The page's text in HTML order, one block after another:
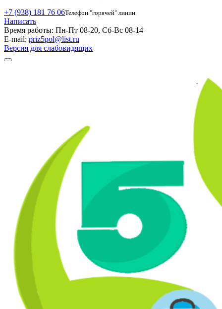
+7 (938) 181 76 06Телефон "горячей" линии
Написать
Время работы: Пн-Пт 08-20, Сб-Вс 08-14
E-mail: priz5pol@list.ru
Версия для слабовидящих